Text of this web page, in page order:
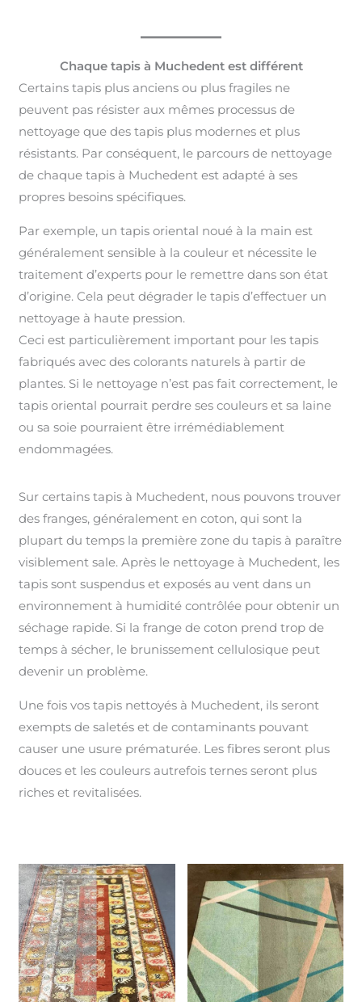
Chaque tapis à Muchedent est différent
Certains tapis plus anciens ou plus fragiles ne
peuvent pas résister aux mêmes processus de
nettoyage que des tapis plus modernes et plus
résistants. Par conséquent, le parcours de nettoyage
de chaque tapis à Muchedent est adapté à ses
propres besoins spécifiques.
Par exemple, un tapis oriental noué à la main est
généralement sensible à la couleur et nécessite le
traitement d’experts pour le remettre dans son état
d’origine. Cela peut dégrader le tapis d’effectuer un
nettoyage à haute pression.
Ceci est particulièrement important pour les tapis
fabriqués avec des colorants naturels à partir de
plantes. Si le nettoyage n’est pas fait correctement, le
tapis oriental pourrait perdre ses couleurs et sa laine
ou sa soie pourraient être irrémédiablement
endommagées.
Sur certains tapis à Muchedent, nous pouvons trouver
des franges, généralement en coton, qui sont la
plupart du temps la première zone du tapis à paraître
visiblement sale. Après le nettoyage à Muchedent, les
tapis sont suspendus et exposés au vent dans un
environnement à humidité contrôlée pour obtenir un
séchage rapide. Si la frange de coton prend trop de
temps à sécher, le brunissement cellulosique peut
devenir un problème.
Une fois vos tapis nettoyés à Muchedent, ils seront
exempts de saletés et de contaminants pouvant
causer une usure prématurée. Les fibres seront plus
douces et les couleurs autrefois ternes seront plus
riches et revitalisées.